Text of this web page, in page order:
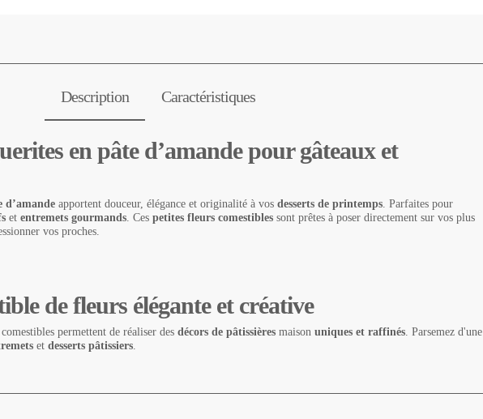
Description Caractéristiques
en pâte d’amande pour gâteaux et
d’amande apportent douceur, élégance et originalité à vos desserts de printemps . Parfaites pour
et entremets gourmands . Ces petites fleurs comestibles sont prêtes à poser directement sur vos plus
vos proches.
de fleurs élégante et créative
permettent de réaliser des décors de pâtissières maison uniques et raffinés . Parsemez d'une
et desserts pâtissiers